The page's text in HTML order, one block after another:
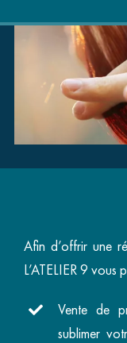
Afin d’offrir une
L’ATELIER 9 vous
Vente de
sublimer